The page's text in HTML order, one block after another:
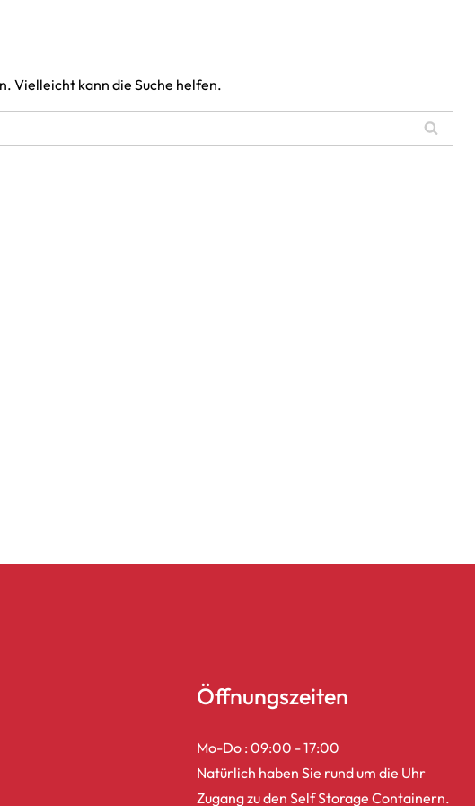
Vielleicht kann die Suche helfen.
Öffnungszeiten
Mo-Do : 09:00 - 17:00
Natürlich haben Sie rund um die Uhr
Zugang zu den Self Storage Containern.